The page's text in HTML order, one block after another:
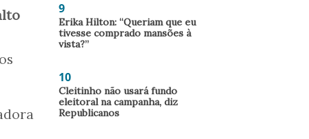
9
Erika Hilton: “Queriam que eu
tivesse comprado mansões à
vista?”
10
Cleitinho não usará fundo
eleitoral na campanha, diz
Republicanos